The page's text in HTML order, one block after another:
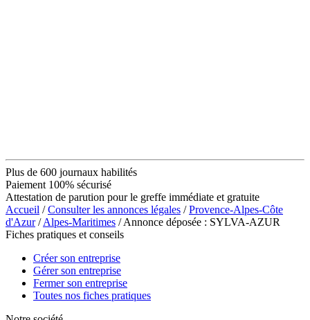
Plus de 600 journaux habilités
Paiement 100% sécurisé
Attestation de parution pour le greffe immédiate et gratuite
Accueil /Consulter les annonces légales /Provence-Alpes-Côte
d'Azur/Alpes-Maritimes / Annonce déposée : SYLVA-AZUR
Fiches pratiques et conseils
Créer son entreprise
Gérer son entreprise
Fermer son entreprise
Toutes nos fiches pratiques